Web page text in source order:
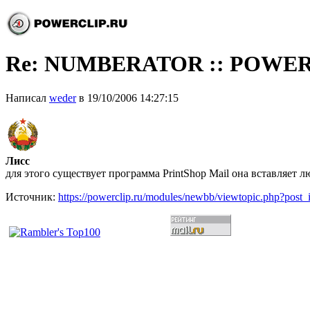
Re: NUMBERATOR ::
Написал wederв 19/10/2006 14:27:15
Лисс
для этого существует программа PrintShop Mail она вставляет
Источник: https://powerclip.ru/modules/newbb/